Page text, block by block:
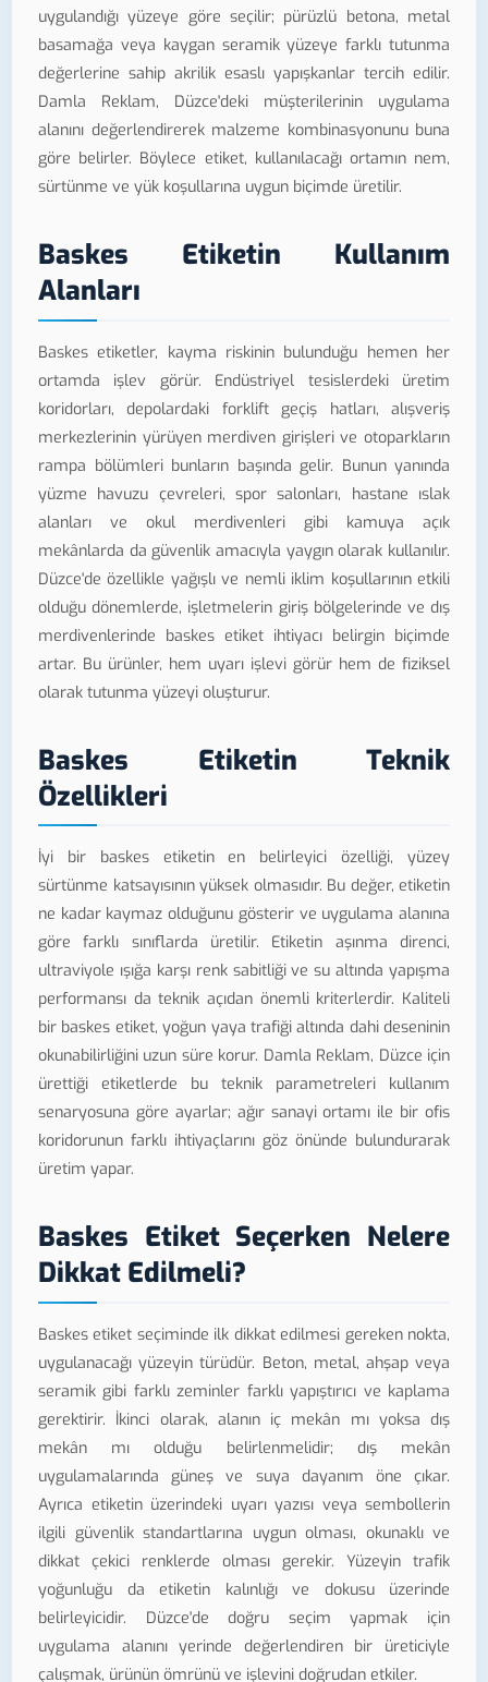
uygulandığı yüzeye göre seçilir; pürüzlü betona, metal
basamağa veya kaygan seramik yüzeye farklı tutunma
değerlerine sahip akrilik esaslı yapışkanlar tercih edilir.
Damla Reklam, Düzce'deki müşterilerinin uygulama
alanını değerlendirerek malzeme kombinasyonunu buna
göre belirler. Böylece etiket, kullanılacağı ortamın nem,
sürtünme ve yük koşullarına uygun biçimde üretilir.
Baskes Etiketin Kullanım
Alanları
Baskes etiketler, kayma riskinin bulunduğu hemen her
ortamda işlev görür. Endüstriyel tesislerdeki üretim
koridorları, depolardaki forklift geçiş hatları, alışveriş
merkezlerinin yürüyen merdiven girişleri ve otoparkların
rampa bölümleri bunların başında gelir. Bunun yanında
yüzme havuzu çevreleri, spor salonları, hastane ıslak
alanları ve okul merdivenleri gibi kamuya açık
mekânlarda da güvenlik amacıyla yaygın olarak kullanılır.
Düzce'de özellikle yağışlı ve nemli iklim koşullarının etkili
olduğu dönemlerde, işletmelerin giriş bölgelerinde ve dış
merdivenlerinde baskes etiket ihtiyacı belirgin biçimde
artar. Bu ürünler, hem uyarı işlevi görür hem de fiziksel
olarak tutunma yüzeyi oluşturur.
Baskes Etiketin Teknik
Özellikleri
İyi bir baskes etiketin en belirleyici özelliği, yüzey
sürtünme katsayısının yüksek olmasıdır. Bu değer, etiketin
ne kadar kaymaz olduğunu gösterir ve uygulama alanına
göre farklı sınıflarda üretilir. Etiketin aşınma direnci,
ultraviyole ışığa karşı renk sabitliği ve su altında yapışma
performansı da teknik açıdan önemli kriterlerdir. Kaliteli
bir baskes etiket, yoğun yaya trafiği altında dahi deseninin
okunabilirliğini uzun süre korur. Damla Reklam, Düzce için
ürettiği etiketlerde bu teknik parametreleri kullanım
senaryosuna göre ayarlar; ağır sanayi ortamı ile bir ofis
koridorunun farklı ihtiyaçlarını göz önünde bulundurarak
üretim yapar.
Baskes Etiket Seçerken Nelere
Dikkat Edilmeli?
Baskes etiket seçiminde ilk dikkat edilmesi gereken nokta,
uygulanacağı yüzeyin türüdür. Beton, metal, ahşap veya
seramik gibi farklı zeminler farklı yapıştırıcı ve kaplama
gerektirir. İkinci olarak, alanın iç mekân mı yoksa dış
mekân mı olduğu belirlenmelidir; dış mekân
uygulamalarında güneş ve suya dayanım öne çıkar.
Ayrıca etiketin üzerindeki uyarı yazısı veya sembollerin
ilgili güvenlik standartlarına uygun olması, okunaklı ve
dikkat çekici renklerde olması gerekir. Yüzeyin trafik
yoğunluğu da etiketin kalınlığı ve dokusu üzerinde
belirleyicidir. Düzce'de doğru seçim yapmak için
uygulama alanını yerinde değerlendiren bir üreticiyle
çalışmak, ürünün ömrünü ve işlevini doğrudan etkiler.